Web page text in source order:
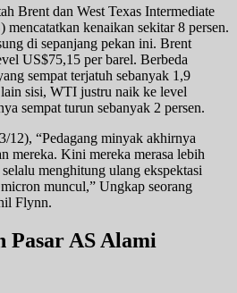
Brent dan West Texas Intermediate
mencatatkan kenaikan sekitar 8 persen.
di sepanjang pekan ini. Brent
US$75,15 per barel. Berbeda
sempat terjatuh sebanyak 1,9
sisi, WTI justru naik ke level
sempat turun sebanyak 2 persen.
12), “Pedagang minyak akhirnya
mereka. Kini mereka merasa lebih
menghitung ulang ekspektasi
muncul,” Ungkap seorang
Flynn.
Pasar AS Alami